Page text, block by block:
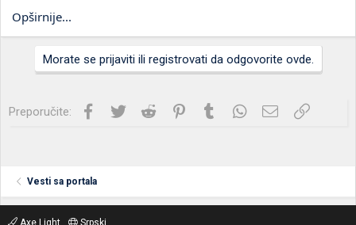
Opširnije...
Morate se prijaviti ili registrovati da odgovorite ovde.
Preporučite: Facebook
Twitter Reddit PinterestTumblrWhatsApp
Imejl Link
Vesti sa portala
Axe Light
Srpski